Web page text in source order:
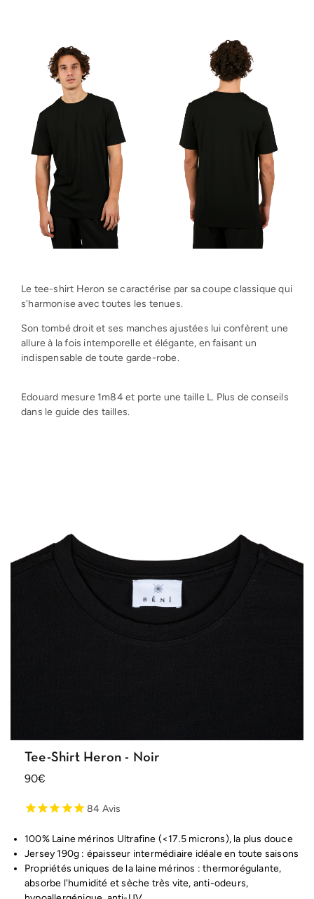
Le tee-shirt Heron se caractérise par sa coupe classique qui
s'harmonise avec toutes les tenues.
Son tombé droit et ses manches ajustées lui confèrent une
allure à la fois intemporelle et élégante, en faisant un
indispensable de toute garde-robe.
Edouard mesure 1m84 et porte une taille L. Plus de conseils
dans le guide des tailles.
Tee-Shirt Heron - Noir
Prix
90€
84 Avis
100% Laine mérinos Ultrafine (<17.5 microns), la plus douce
Jersey 190g : épaisseur intermédiaire idéale en toute saisons
Propriétés uniques de la laine mérinos : thermorégulante,
absorbe l'humidité et sèche très vite, anti-odeurs,